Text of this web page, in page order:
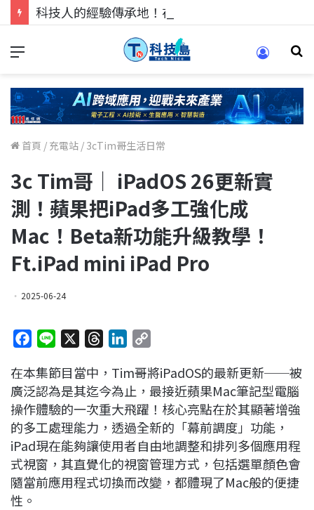
首頁 / 充電站 / 3cTim哥生活日常
3c Tim哥｜ iPadOS 26更新實
測！蘋果把iPad多工強化成
Mac！Beta新功能升級教學！
Ft.iPad mini iPad Pro
2025-06-24
c
e
b
o
o
k
n
e
r
e
a
d
s
n
k
e
d
I
n
p
y
L
i
n
k
在本集節目當中，Tim哥將iPadOS的最新更新──被
廣泛認為是其迄今為止，最接近蘋果Mac筆記型電腦
操作體驗的一次重大飛躍！ 核心亮點在於其顯著增強
的多工處理能力 ，透過全新的「幕前調度」功能，
iPad現在能夠讓使用者自由地調整和排列多個應用程
式視窗，其直覺化的視窗管理方式，包括選單顏色會
隨當前應用程式切換而改變，都體現了Mac般的便捷
性。